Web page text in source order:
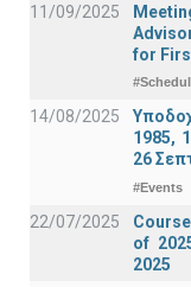
11/09/2025
for
14/08/2025
1985,
26
#Events
22/07/2025
of
2025